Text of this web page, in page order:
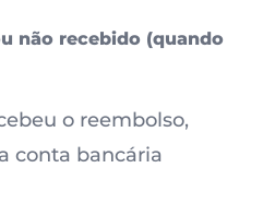
não recebido (quando
o reembolso,
conta bancária